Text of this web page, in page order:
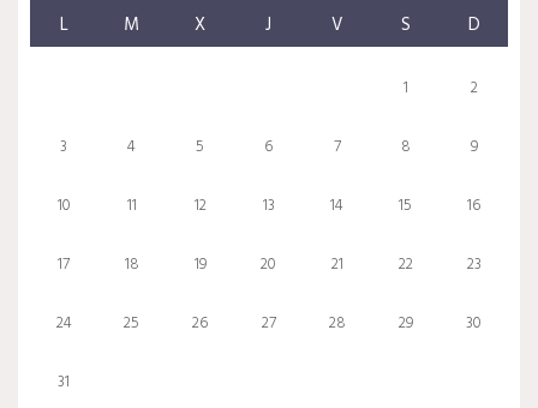
L M X J V S D
1 2
3 4 5 6 7 8 9
10 11 12 13 14 15 16
17 18 19 20 21 22 23
24 25 26 27 28 29 30
31